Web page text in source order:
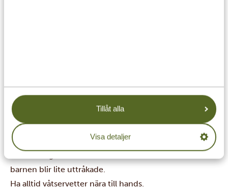
Tillåt alla
Visa detaljer
Lägg smutstvätt i en separat påse. Färdigt!
Ta med snacks och dryck, eller förbeställ speciella
önskemål via oss så att ingen blir hungrig mitt under
äventyret.
barnen blir lite uttråkade.
Ha alltid våtservetter nära till hands.